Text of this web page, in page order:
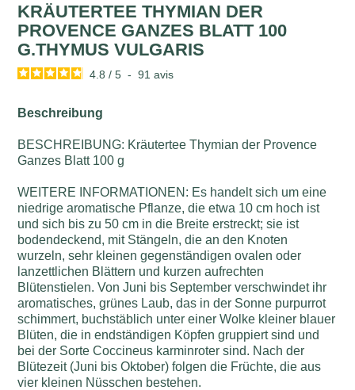
KRÄUTERTEE THYMIAN DER
PROVENCE GANZES BLATT 100
G.THYMUS VULGARIS
4.8 / 5 - 91avis
Beschreibung
BESCHREIBUNG: Kräutertee Thymian der Provence
Ganzes Blatt 100 g
WEITERE INFORMATIONEN: Es handelt sich um eine
niedrige aromatische Pflanze, die etwa 10 cm hoch ist
und sich bis zu 50 cm in die Breite erstreckt; sie ist
bodendeckend, mit Stängeln, die an den Knoten
wurzeln, sehr kleinen gegenständigen ovalen oder
lanzettlichen Blättern und kurzen aufrechten
Blütenstielen. Von Juni bis September verschwindet ihr
aromatisches, grünes Laub, das in der Sonne purpurrot
schimmert, buchstäblich unter einer Wolke kleiner blauer
Blüten, die in endständigen Köpfen gruppiert sind und
bei der Sorte Coccineus karminroter sind. Nach der
Blütezeit (Juni bis Oktober) folgen die Früchte, die aus
vier kleinen Nüsschen bestehen.